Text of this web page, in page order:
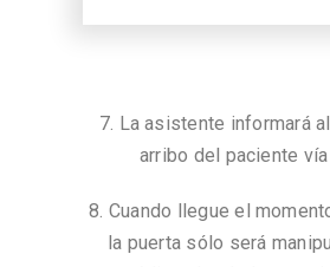
7. La asistente informará
arribo del paciente
8. Cuando llegue el
la puerta sólo será